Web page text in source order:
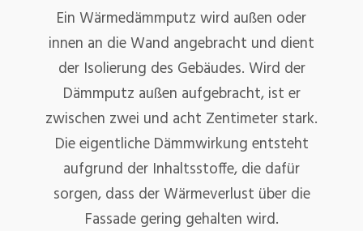
Ein Wärmedämmputz wird außen oder
innen an die Wand angebracht und dient
der Isolierung des Gebäudes. Wird der
Dämmputz außen aufgebracht, ist er
zwischen zwei und acht Zentimeter stark.
Die eigentliche Dämmwirkung entsteht
aufgrund der Inhaltsstoffe, die dafür
sorgen, dass der Wärmeverlust über die
Fassade gering gehalten wird.